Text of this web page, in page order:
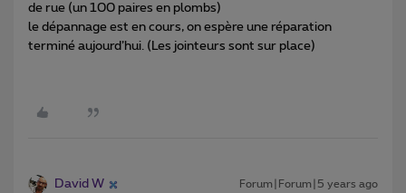
de rue (un 100 paires en plombs)
le dépannage est en cours, on espère une réparation
terminé aujourd’hui. (Les jointeurs sont sur place)
David W Forum|Forum|5 years ago